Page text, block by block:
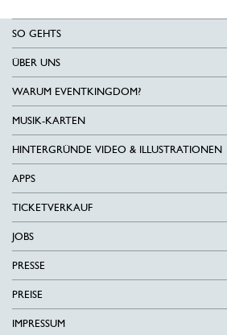
SO GEHTS
ÜBER UNS
WARUM EVENTKINGDOM?
MUSIK-KARTEN
HINTERGRÜNDE VIDEO & ILLUSTRATIONEN
APPS
TICKETVERKAUF
JOBS
PRESSE
PREISE
IMPRESSUM